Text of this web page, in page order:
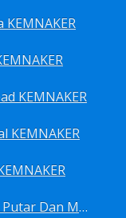
KEMNAKER
KEMNAKER
Sertifikasi Crane/Keran Sumbu Putar Dan Mesin Pancang KEMNAKER